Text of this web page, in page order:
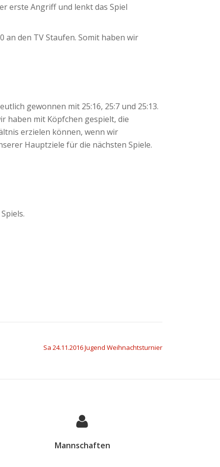
erste Angriff und lenkt das Spiel
an den TV Staufen. Somit haben wir
gewonnen mit 25:16, 25:7 und 25:13.
haben mit Köpfchen gespielt, die
erzielen können, wenn wir
Hauptziele für die nächsten Spiele.
Sa 24.11.2016 Jugend Weihnachtsturnier
Mannschaften